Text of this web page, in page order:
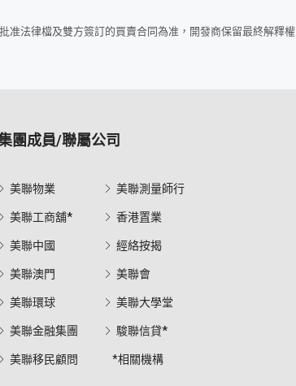
法律檔及雙方簽訂的買賣合同為准，開發商保留最終解釋
團成員/聯屬公司
美聯物業
美聯工商舖*
美聯中國
美聯澳門
美聯環球
美聯金融集團
美聯移民顧問
美聯測量師行
香港置業
經絡按揭
美聯會
美聯大學堂
駿聯信貸*
*相關機構